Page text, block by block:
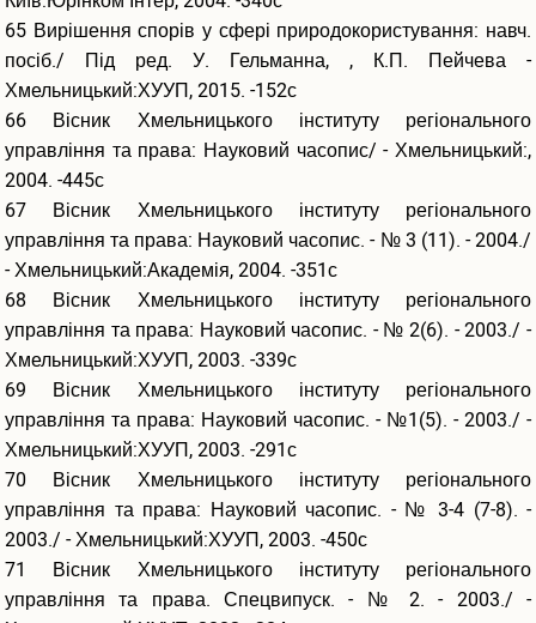
65 Вирішення спорів у сфері природокористування: навч.
посіб./ Під ред. У. Гельманна, , К.П. Пейчева -
Хмельницький:ХУУП, 2015. -152с
66 Вісник Хмельницького інституту регіонального
управління та права: Науковий часопис/ - Хмельницький:,
2004. -445с
67 Вісник Хмельницького інституту регіонального
управління та права: Науковий часопис. - № 3 (11). - 2004./
- Хмельницький:Академія, 2004. -351с
68 Вісник Хмельницького інституту регіонального
управління та права: Науковий часопис. - № 2(6). - 2003./ -
Хмельницький:ХУУП, 2003. -339с
69 Вісник Хмельницького інституту регіонального
управління та права: Науковий часопис. - №1(5). - 2003./ -
Хмельницький:ХУУП, 2003. -291с
70 Вісник Хмельницького інституту регіонального
управління та права: Науковий часопис. - № 3-4 (7-8). -
2003./ - Хмельницький:ХУУП, 2003. -450с
71 Вісник Хмельницького інституту регіонального
управління та права. Спецвипуск. - № 2. - 2003./ -